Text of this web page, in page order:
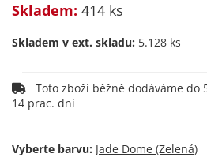
Skladem: 414 ks
Skladem v ext. skladu: 5.128 ks
14 prac. dní
Vyberte barvu: